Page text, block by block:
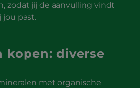
zodat jij de aanvulling vindt
jou past.
kopen: diverse
met organische